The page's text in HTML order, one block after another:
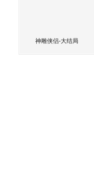
神雕侠侣-大结局